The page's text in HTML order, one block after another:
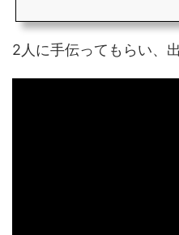
2人に手伝ってもらい、